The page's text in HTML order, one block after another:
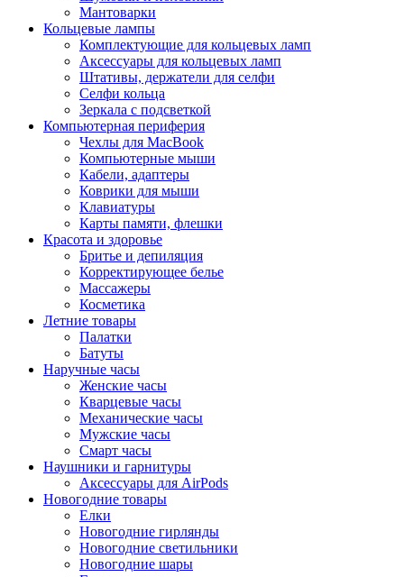
Мантоварки
Кольцевые лампы
Комплектующие для кольцевых ламп
Аксессуары для кольцевых ламп
Штативы, держатели для селфи
Селфи кольца
Зеркала с подсветкой
Компьютерная периферия
Чехлы для MacBook
Компьютерные мыши
Кабели, адаптеры
Коврики для мыши
Клавиатуры
Карты памяти, флешки
Красота и здоровье
Бритье и депиляция
Корректирующее белье
Массажеры
Косметика
Летние товары
Палатки
Батуты
Наручные часы
Женские часы
Кварцевые часы
Механические часы
Мужские часы
Смарт часы
Наушники и гарнитуры
Аксессуары для AirPods
Новогодние товары
Елки
Новогодние гирлянды
Новогодние светильники
Новогодние шары